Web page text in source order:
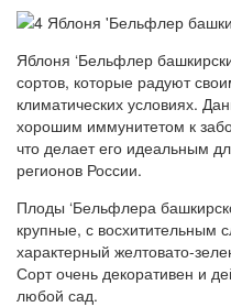
Яблоня ‘Бельфлер
сортов, которые радуют
климатических условиях.
хорошим иммунитетом к
что делает его идеальным
регионов России.
Плоды ‘Бельфлера
крупные, с восхитительным
характерный желтовато-
Сорт очень декоративен и
любой сад.